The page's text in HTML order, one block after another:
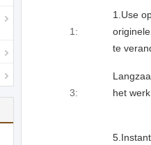
1:
1.Use
te
3:
het